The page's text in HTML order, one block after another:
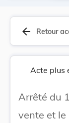
arrow_back Retour
Acte plus
Arrêté du
vente et